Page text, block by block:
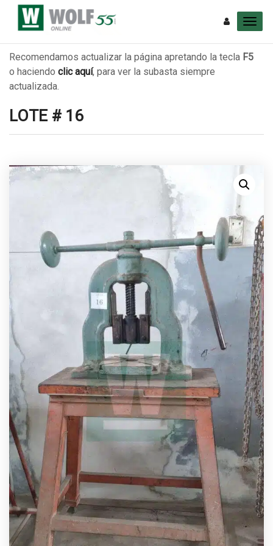
Recomendamos actualizar la página apretando la tecla F5
o haciendo clic aquí, para ver la subasta siempre
actualizada.
LOTE # 16